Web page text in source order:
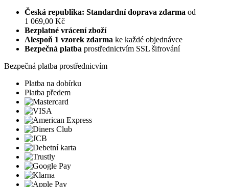
Česká republika: Standardní doprava zdarma od
1 069,00 Kč
Bezplatné vrácení zboží
Alespoň 1 vzorek zdarma ke každé objednávce
Bezpečná platba prostřednictvím SSL šifrování
Bezpečná platba prostřednicvím
Platba na dobírku
Platba předem